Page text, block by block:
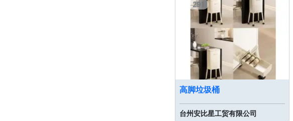
291
高脚垃圾桶
台州安比星工贸有限公司